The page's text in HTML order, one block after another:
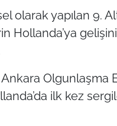
olarak yapılan 9.
Hollanda’ya
Ankara Olgunlaşma
ilk kez